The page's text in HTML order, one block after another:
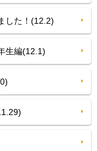
した！(12.2)
生編(12.1)